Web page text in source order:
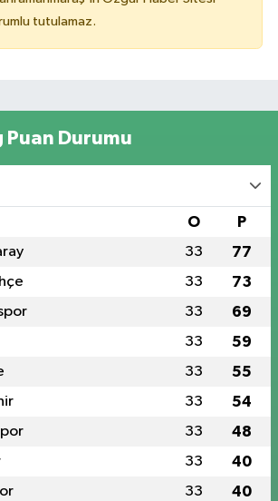
tutulamaz.
Puan Durumu
O P
33 77
33 73
33 69
33 59
33 55
33 54
33 48
33 40
33 40